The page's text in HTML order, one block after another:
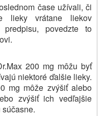
čase užívali, či
lieky vrátane liekov
povedzte to
200 mg môžu byť
niektoré ďalšie lieky.
mg môže zvýšiť alebo
zvýšiť ich vedľajšie